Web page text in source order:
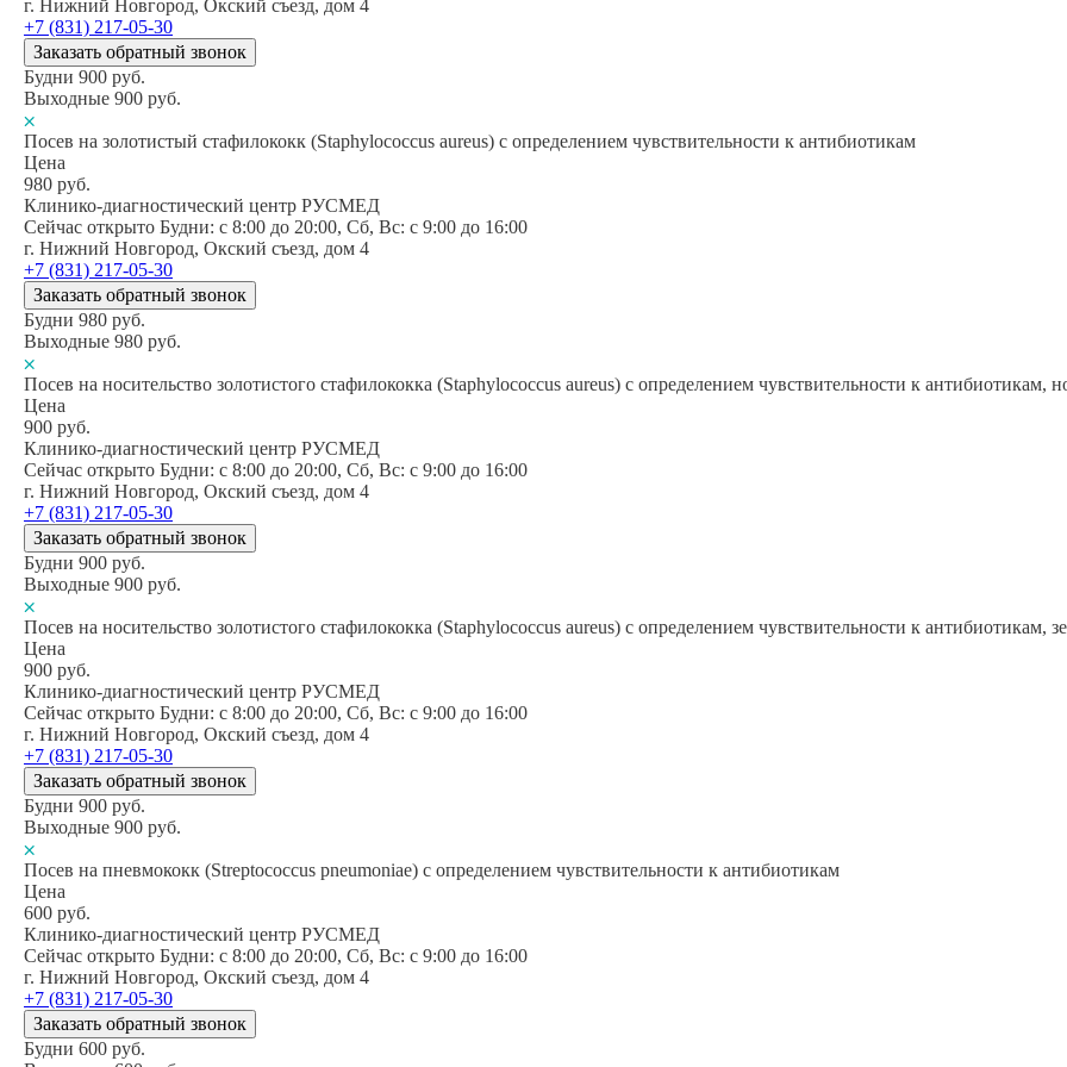
г. Нижний Новгород, Окский съезд, дом 4
+7 (831) 217-05-30
Заказать обратный звонок
Будни 900 руб.
Выходные 900 руб.
Посев на золотистый стафилококк (Staphylococcus aureus) с определением чувствительности к антибиотикам
Цена
980 руб.
Клинико-диагностический центр РУСМЕД
Сейчас открыто Будни: c 8:00 до 20:00, Сб, Вс: c 9:00 до 16:00
г. Нижний Новгород, Окский съезд, дом 4
+7 (831) 217-05-30
Заказать обратный звонок
Будни 980 руб.
Выходные 980 руб.
Посев на носительство золотистого стафилококка (Staphylococcus aureus) с определением чувствительности к антибиотикам,
Цена
900 руб.
Клинико-диагностический центр РУСМЕД
Сейчас открыто Будни: c 8:00 до 20:00, Сб, Вс: c 9:00 до 16:00
г. Нижний Новгород, Окский съезд, дом 4
+7 (831) 217-05-30
Заказать обратный звонок
Будни 900 руб.
Выходные 900 руб.
Посев на носительство золотистого стафилококка (Staphylococcus aureus) с определением чувствительности к антибиотикам,
Цена
900 руб.
Клинико-диагностический центр РУСМЕД
Сейчас открыто Будни: c 8:00 до 20:00, Сб, Вс: c 9:00 до 16:00
г. Нижний Новгород, Окский съезд, дом 4
+7 (831) 217-05-30
Заказать обратный звонок
Будни 900 руб.
Выходные 900 руб.
Посев на пневмококк (Streptococcus pneumoniae) с определением чувствительности к антибиотикам
Цена
600 руб.
Клинико-диагностический центр РУСМЕД
Сейчас открыто Будни: c 8:00 до 20:00, Сб, Вс: c 9:00 до 16:00
г. Нижний Новгород, Окский съезд, дом 4
+7 (831) 217-05-30
Заказать обратный звонок
Будни 600 руб.